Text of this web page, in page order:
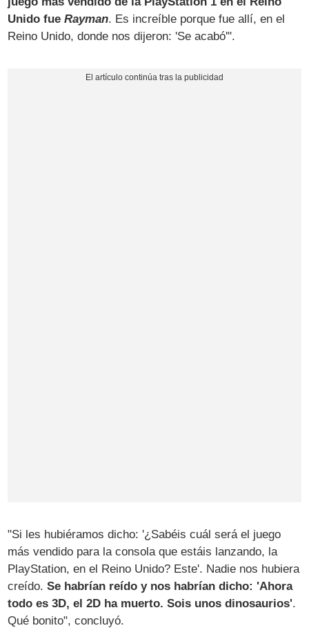
Unido fueRayman. Es increíble porque fue allí, en el
Reino Unido, donde nos dijeron: 'Se acabó'".
"Si les hubiéramos dicho: '¿Sabéis cuál será el juego
más vendido para la consola que estáis lanzando, la
PlayStation, en el Reino Unido? Este'. Nadie nos hubiera
creído.Se habrían reído y nos habrían dicho: 'Ahora
todo es 3D, el 2D ha muerto. Sois unos dinosaurios'.
Qué bonito", concluyó.